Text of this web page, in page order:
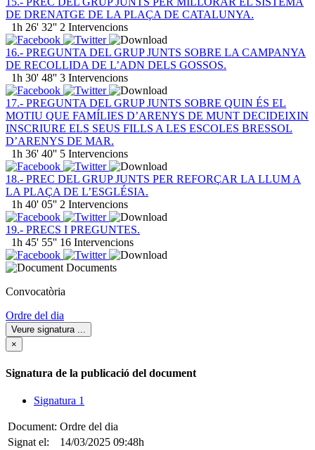
DE DRENATGE DE LA PLAÇA DE CATALUNYA.
1h 26' 32'' 2 Intervencions
16.- PREGUNTA DEL GRUP JUNTS SOBRE LA CAMPANYA
DE RECOLLIDA DE L’ADN DELS GOSSOS.
1h 30' 48'' 3 Intervencions
17.- PREGUNTA DEL GRUP JUNTS SOBRE QUIN ÉS EL
MOTIU QUE FAMÍLIES D’ARENYS DE MUNT DECIDEIXIN
INSCRIURE ELS SEUS FILLS A LES ESCOLES BRESSOL
D’ARENYS DE MAR.
1h 36' 40'' 5 Intervencions
18.- PREC DEL GRUP JUNTS PER REFORÇAR LA LLUM A
LA PLAÇA DE L’ESGLÉSIA.
1h 40' 05'' 2 Intervencions
19.- PRECS I PREGUNTES.
1h 45' 55'' 16 Intervencions
Documents
Convocatòria
Ordre del dia
Veure signatura ...
×
Signatura de la publicació del document
Signatura 1
Document: Ordre del dia
Signat el:
14/03/2025 09:48h